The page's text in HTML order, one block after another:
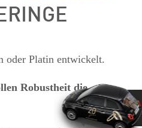
oder Platin entwickelt.
Robustheit die